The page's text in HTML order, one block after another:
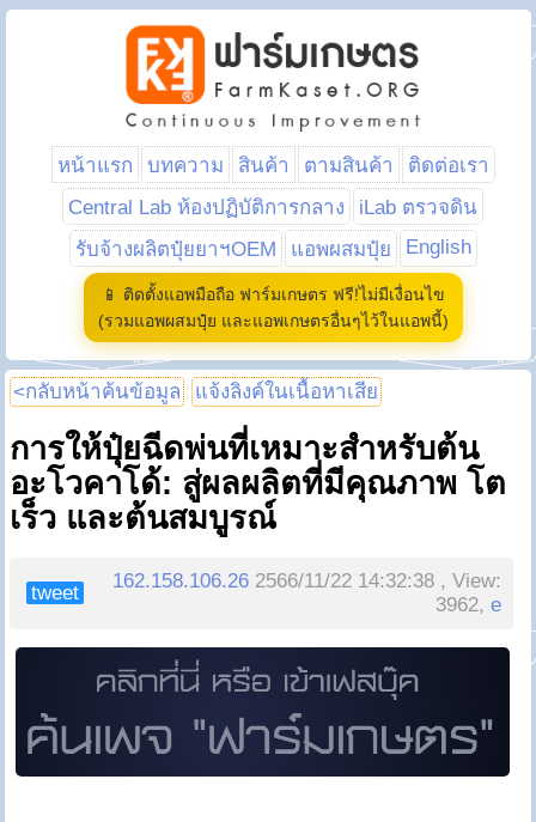
หน้าแรก บทความ สินค้า ตามสินค้า
ติดต่อเรา
Central Lab ห้องปฏิบัติการกลาง
iLab ตรวจดิน
รับจ้างผลิตปุ๋ยยาฯOEM
แอพผสมปุ๋ย English
📱 ติดตั้งแอพมือถือ ฟาร์มเกษตร ฟรี!ไม่มีเงื่อนไข
(รวมแอพผสมปุ๋ย และแอพเกษตรอื่นๆไว้ในแอพนี้)
<กลับหน้าค้นข้อมูล แจ้งลิงค์ในเนื้อหาเสีย
การให้ปุ๋ยฉีดพ่นที่เหมาะสำหรับต้น
อะโวคาโด้: สู่ผลผลิตที่มีคุณภาพ โต
เร็ว และต้นสมบูรณ์
tweet
162.158.106.26 2566/11/22 14:32:38 , View:
3962,e